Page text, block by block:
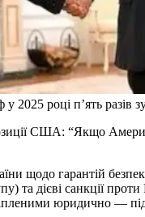
році п’ять разів
США: “Якщо
щодо гарантій
дієві санкції проти
юридично —